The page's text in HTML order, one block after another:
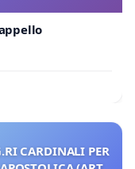
appello
CARDINALI PER